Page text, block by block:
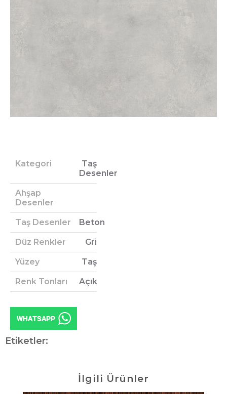
Kategori
Taş
Desenler
Ahşap
Desenler
Taş Desenler Beton
Düz Renkler Gri
Yüzey Taş
Renk Tonları Açık
Etiketler:
İlgili Ürünler